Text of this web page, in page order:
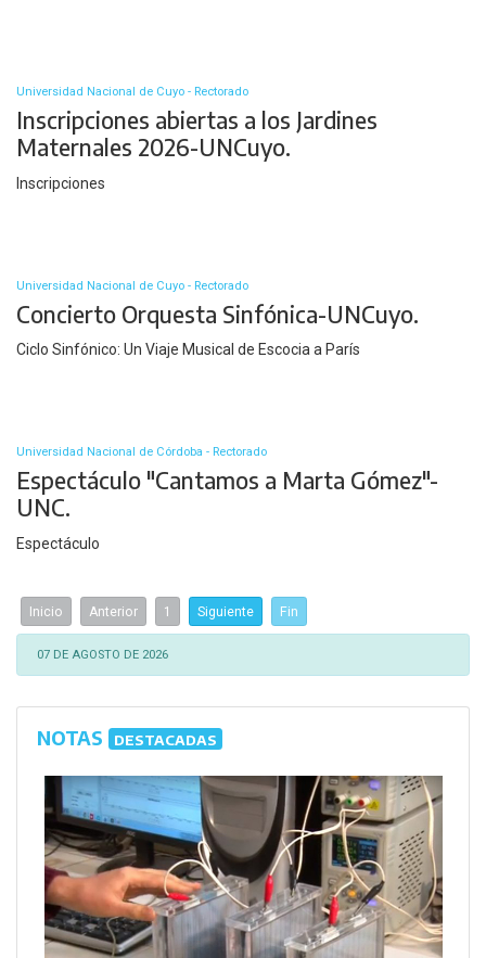
Universidad Nacional de Cuyo - Rectorado
Inscripciones abiertas a los Jardines
Maternales 2026-UNCuyo.
Inscripciones
Universidad Nacional de Cuyo - Rectorado
Concierto Orquesta Sinfónica-UNCuyo.
Ciclo Sinfónico: Un Viaje Musical de Escocia a París
Universidad Nacional de Córdoba - Rectorado
Espectáculo "Cantamos a Marta Gómez"-
UNC.
Espectáculo
Inicio Anterior 1 Siguiente Fin
07 DE AGOSTO DE 2026
NOTAS DESTACADAS